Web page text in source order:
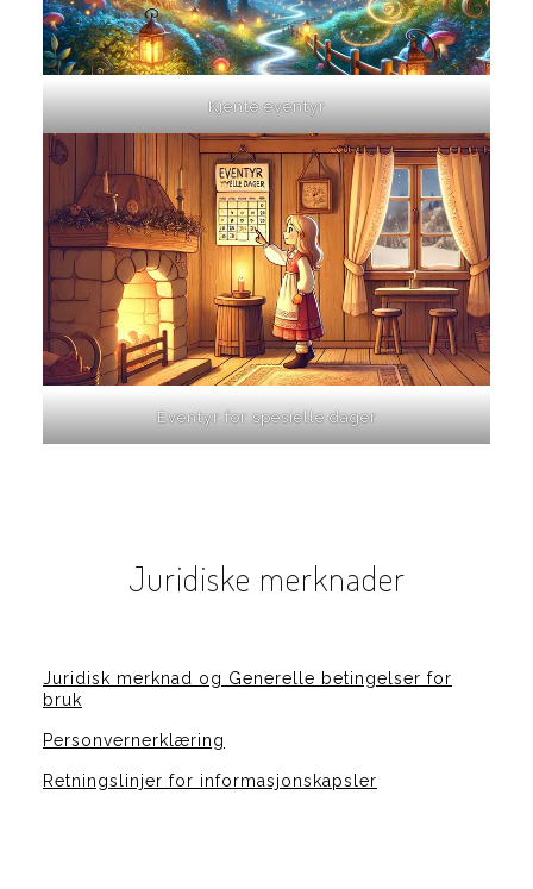
Kjente eventyr
Eventyr for spesielle dager
Juridiske merknader
Juridisk merknad og Generelle betingelser for
bruk
Personvernerklæring
Retningslinjer for informasjonskapsler